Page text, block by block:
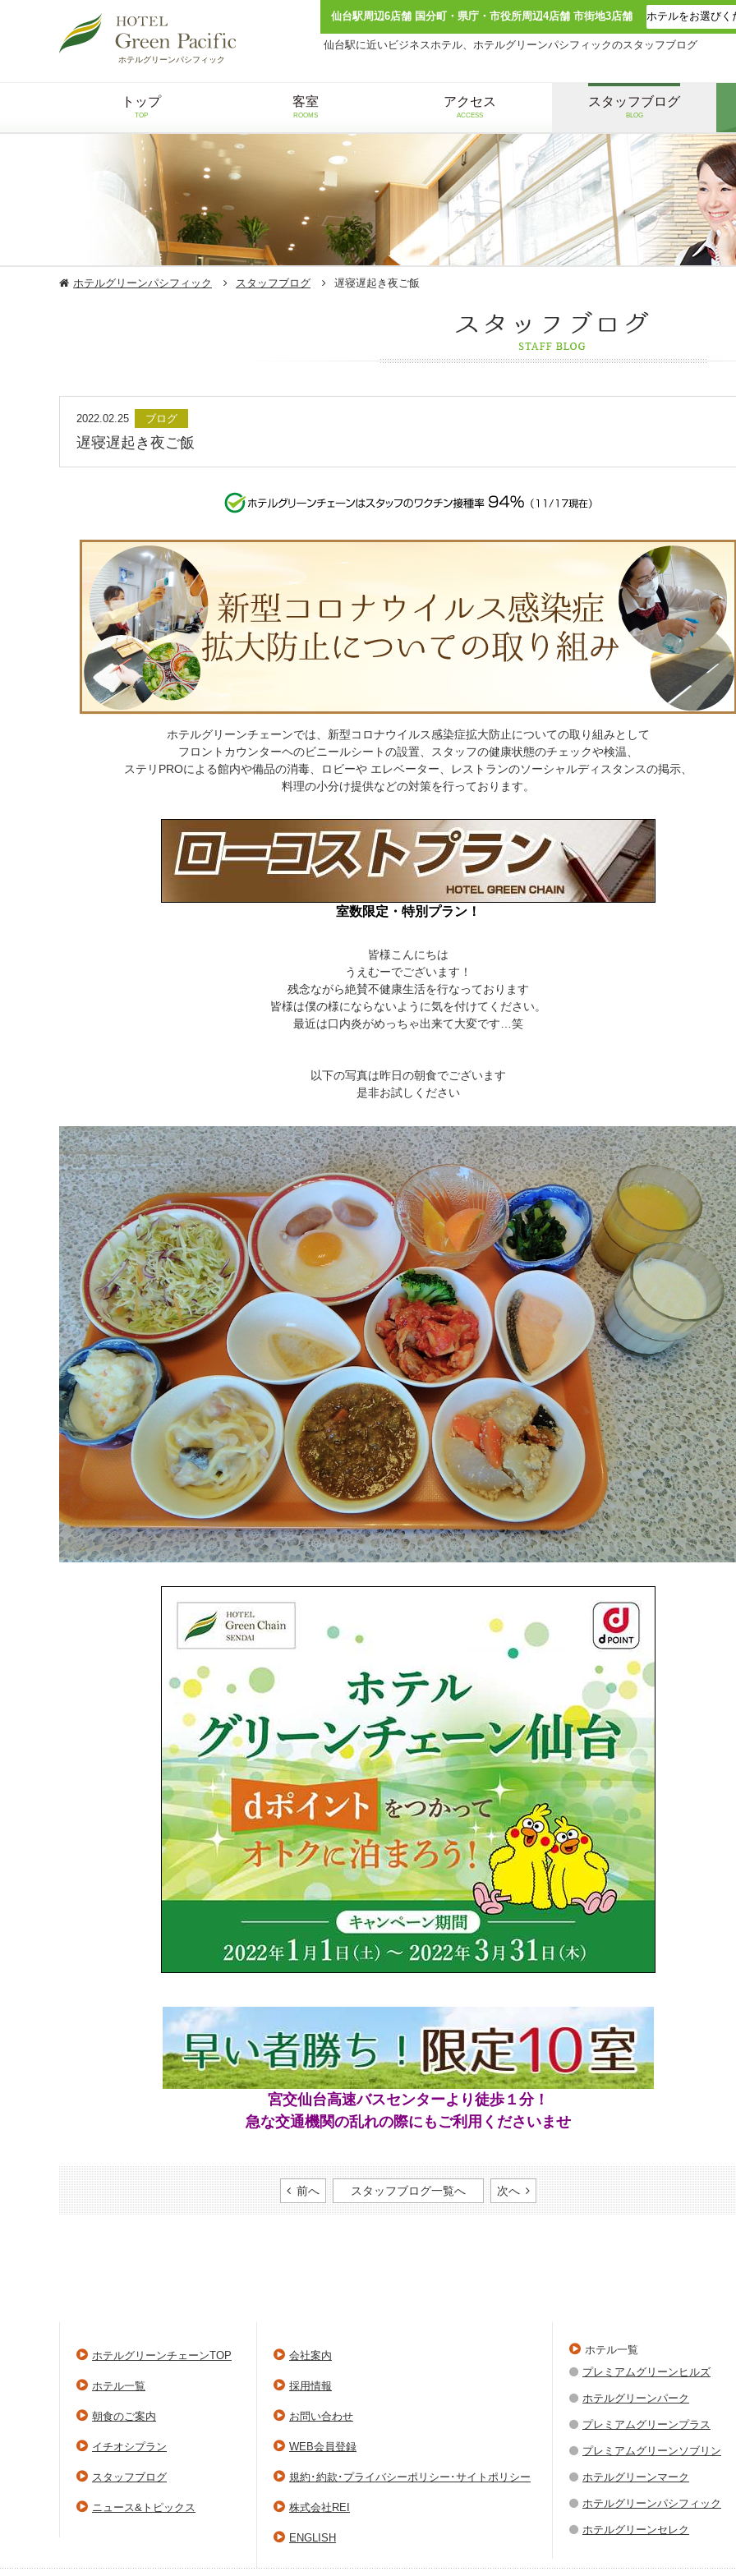
仙台駅周辺6店舗 国分町・県庁・市役所周辺4店舗 市街地3店舗
ホテルグリーンパシフィック
仙台駅に近いビジネスホテル、ホテルグリーンパシフィックのスタッフブログ
トップ
TOP
客室
ROOMS
アクセス
ACCESS
スタッフブログ
BLOG
ホテルグリーンパシフィック スタッフブログ 遅寝遅起き夜ご飯
2022.02.25 ブログ
遅寝遅起き夜ご飯
ホテルグリーンチェーンでは、新型コロナウイルス感染症拡大防止についての取り組みとして
フロントカウンターヘのビニールシートの設置、スタッフの健康状態のチェックや検温、
ステリPROによる館内や備品の消毒、ロビーや エレベーター、レストランのソーシャルディスタンスの掲示、
料理の小分け提供などの対策を行っております。
室数限定・特別プラン！
皆様こんにちは
うえむーでございます！
残念ながら絶賛不健康生活を行なっております
皆様は僕の様にならないように気を付けてください。
最近は口内炎がめっちゃ出来て大変です…笑
以下の写真は昨日の朝食でございます
是非お試しください
宮交仙台高速バスセンターより徒歩１分！
急な交通機関の乱れの際にもご利用くださいませ
前へ スタッフブログ一覧へ 次へ
ホテルグリーンチェーンTOP
ホテル一覧
朝食のご案内
イチオシプラン
スタッフブログ
ニュース&トピックス
会社案内
採用情報
お問い合わせ
WEB会員登録
規約･約款･プライバシーポリシー･サイトポリシー
株式会社REI
ENGLISH
ホテル一覧
プレミアムグリーンヒルズ
ホテルグリーンパーク
プレミアムグリーンプラス
プレミアムグリーンソブリン
ホテルグリーンマーク
ホテルグリーンパシフィック
ホテルグリーンセレク